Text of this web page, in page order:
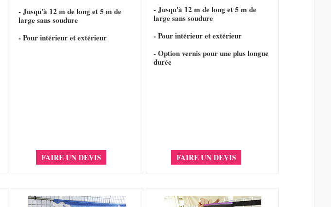
- Jusqu'à 12 m de long et 5 m de
large sans soudure
- Pour intérieur et extérieur
FAIRE UN DEVIS
- Jusqu'à 12 m de long et 5 m de
large sans soudure
- Pour intérieur et extérieur
- Option vernis pour une plus longue
durée
FAIRE UN DEVIS